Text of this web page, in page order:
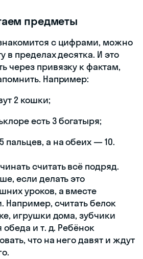
предметы
с цифрами, можно
в пределах десятка. И это
через привязку к фактам,
Например:
2 кошки;
есть 3 богатыря;
пальцев, а на обеих — 10.
считать всё подряд.
если делать это
уроков, а вместе
Например, считать белок
игрушки дома, зубчики
и т. д. Ребёнок
что на него давят и ждут